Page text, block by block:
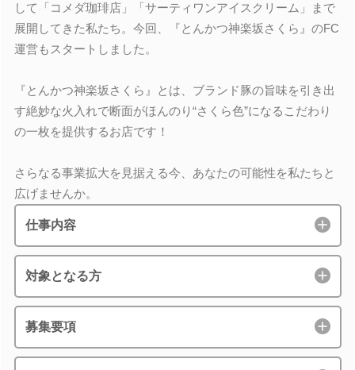
して「コメダ珈琲店」「サーティワンアイスクリーム」まで
展開してきた私たち。今回、『とんかつ神楽坂さくら』のFC
運営もスタートしました。
『とんかつ神楽坂さくら』とは、ブランド豚の旨味を引き出
す絶妙な火入れで断面がほんのり“さくら色”になるこだわり
の一枚を提供するお店です！
さらなる事業拡大を見据える今、あなたの可能性を私たちと
広げませんか。
仕事内容
対象となる方
募集要項